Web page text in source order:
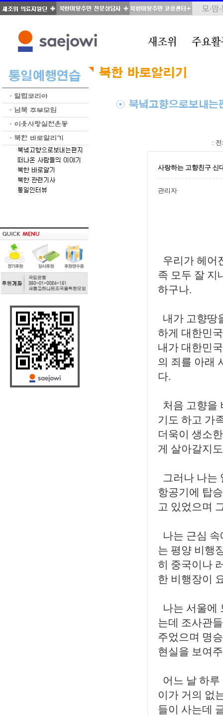
:
사랑하는 고향친구 신
관리자
우리가 헤어
족 모두 잘 지
하구나.
내가 고향땅
하게 대한민
내가 대한민
의 죄를 아래
다.
처음 고향을
기도 하고 가
더욱이 생소
게 살아갈지
그러나 나는
항공기에 탑
고 있었으며
나는 근심
는 평양 비행
히 중국이나
한 비행장이
나는 서울에
는데 조사관
주었으며 명
현실을 보여
어느 날 하
이가 거의 없
들이 사는데